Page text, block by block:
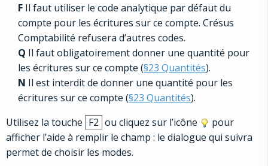
F Il faut utiliser le code analytique par défaut du
compte pour les écritures sur ce compte. Crésus
Comptabilité refusera d’autres codes.
Q Il faut obligatoirement donner une quantité pour
les écritures sur ce compte (§23 Quantités).
N Il est interdit de donner une quantité pour les
écritures sur ce compte (§23 Quantités).
Utilisez la touche F2 ou cliquez sur l’icône
pour
afficher l’aide à remplir le champ : le dialogue qui suivra
permet de choisir les modes.